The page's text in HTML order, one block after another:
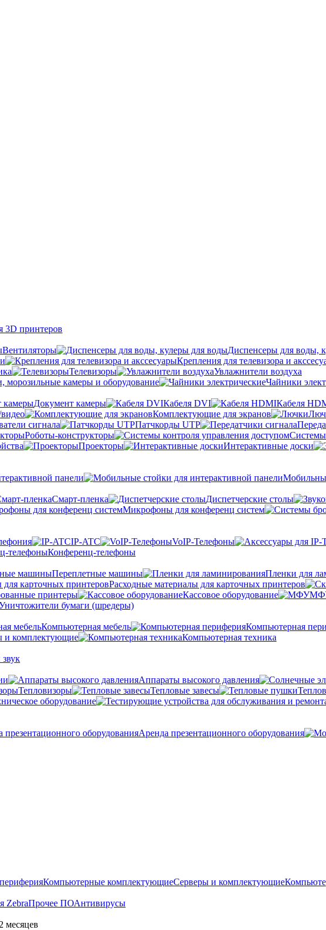
3D принтеров
Вентиляторы
Диспенсеры для воды,
Крепления для телевизора и
Телевизоры
Увлажнители воздуха
морозильные камеры и оборудование
Чайники
Документ камеры Кабеля DVI Кабеля
Комплектующие для экранов
сигнала
Патчкорды UTP
Роботы-конструкторы
Системы
Проекторы Интерактивные доски
панели
Cмарт-пленка Диспетчерские столы
Микрофоны для конференц систем
IP-ATC VoIP-Телефоны
Конференц-телефоны
Переплетные машины Пленки для
Расходные материалы для карточных принтеров
принтеры Кассовое оборудование
бумаги (шредеры)
Компьютерная мебель
Компьютерная
и комплектующие
Компьютерная техника
Аппараты высокого давления
Тепловизоры Тепловые завесы
оборудование
Аренда презентационного оборудования
Компьютерные комплектующиеСерверы и комплектующие
ZebraПрочее ПОАнтивирусы
месяцев